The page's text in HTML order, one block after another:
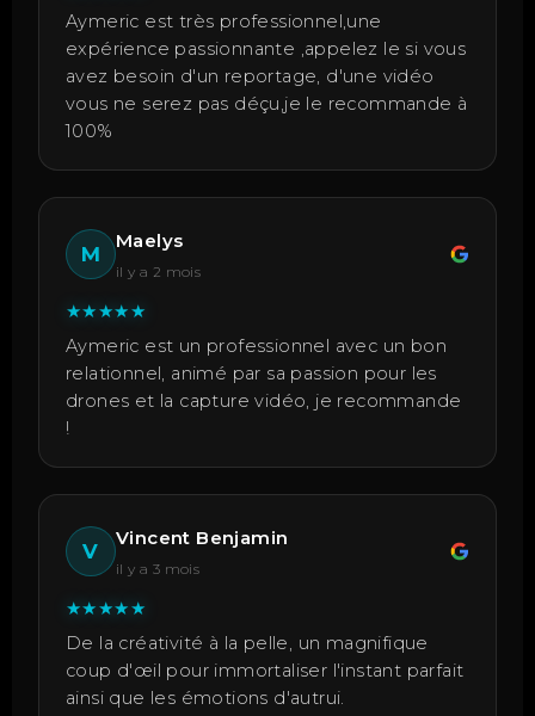
Aymeric est très professionnel,une
expérience passionnante ,appelez le si vous
avez besoin d'un reportage, d'une vidéo
vous ne serez pas déçu,je le recommande à
100%
M
Maelys
il y a 2 mois
★★★★★
Aymeric est un professionnel avec un bon
relationnel, animé par sa passion pour les
drones et la capture vidéo, je recommande
!
V
Vincent Benjamin
il y a 3 mois
★★★★★
De la créativité à la pelle, un magnifique
coup d'œil pour immortaliser l'instant parfait
ainsi que les émotions d'autrui.